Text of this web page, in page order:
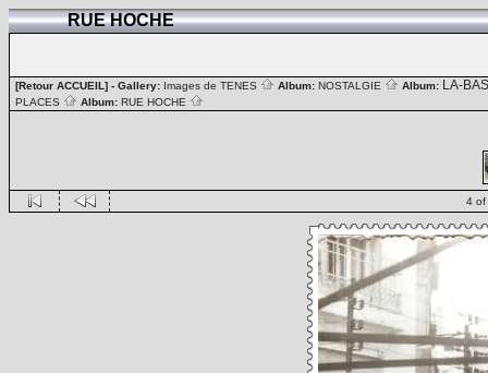
RUE HOCHE
[Retour ACCUEIL] - Gallery: Images de TENES Album: NOSTALGIE Album: LA-BAS
PLACES Album: RUE HOCHE
4 of